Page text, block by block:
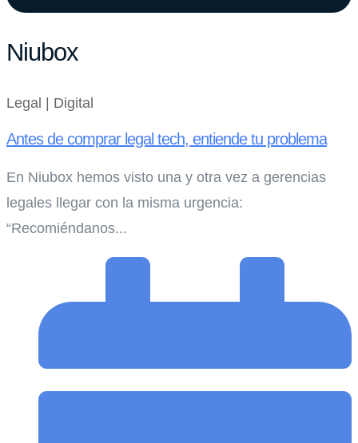
Niubox
Legal | Digital
Antes de comprar legal tech, entiende tu problema
En Niubox hemos visto una y otra vez a gerencias
legales llegar con la misma urgencia:
“Recomiéndanos...